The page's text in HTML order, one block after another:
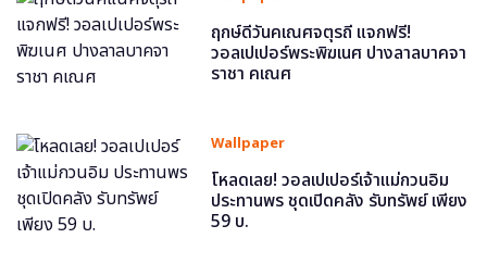
ฤกษ์ดีวันคเณศจตุรถี แจกฟรี!
วอลเปเปอร์พระพิฆเนศ ปางลาลบาคจา
ราชา คเณศ
Wallpaper
โหลดเลย! วอลเปเปอร์เจ้าแม่กวนอิม
ประทานพร ชุดเปิดคลัง รับทรัพย์ เพียง
59 บ.